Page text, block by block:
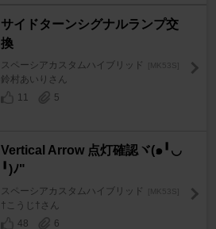
サイドターンシグナルランプ交
換
スペーシアカスタムハイブリッド [MK53S]
鈴村あいりさん
11
5
Vertical Arrow 点灯確認ヾ(๑╹◡
╹)ﾉ"
スペーシアカスタムハイブリッド [MK53S]
†こうじ†さん
48
6